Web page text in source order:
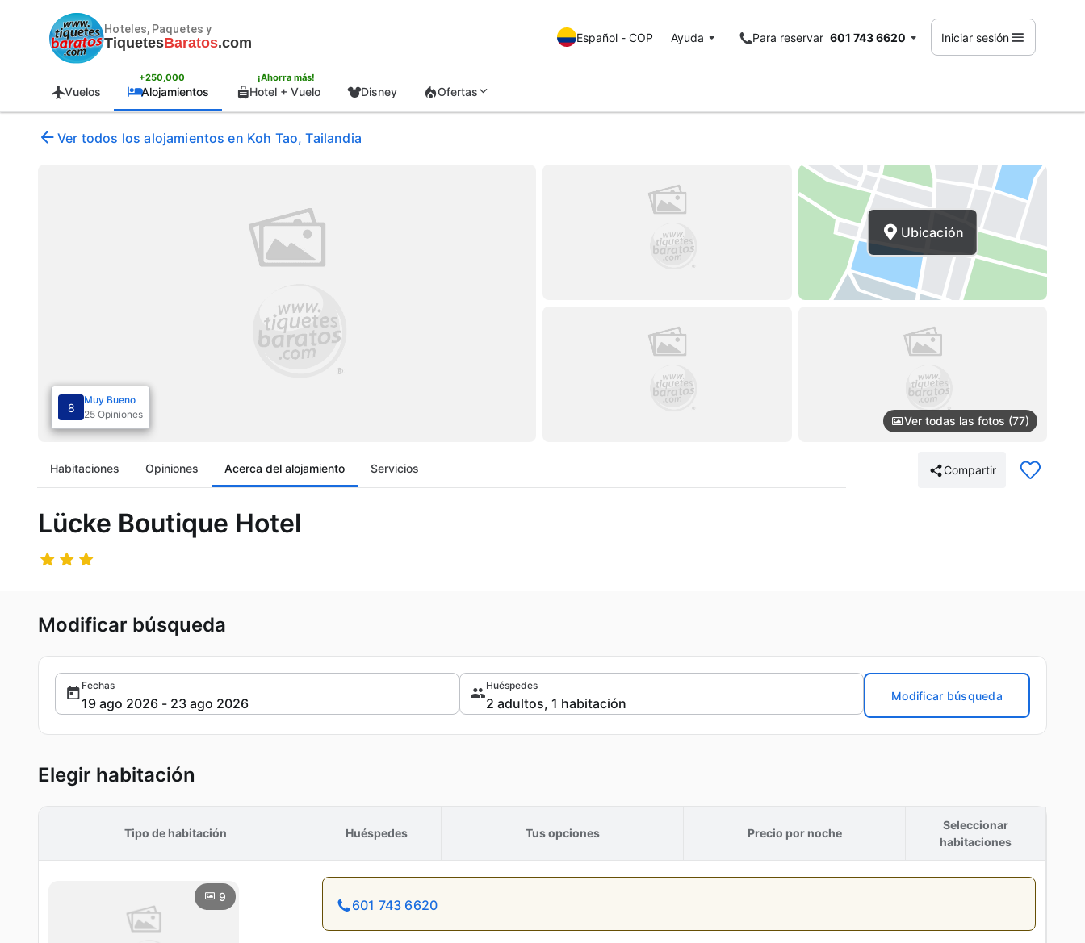
Hoteles, Paquetes y
TiquetesBaratos.com Español - COP Ayuda Para reservar 601 743 6620 Iniciar sesión
Vuelos
+250,000
Alojamientos
¡Ahorra más!
Hotel + Vuelo Disney Ofertas
Ver todos los alojamientos en Koh Tao, Tailandia
8
Muy Bueno
25 Opiniones
Ver todas las fotos (77)
Ubicación
Habitaciones Opiniones Acerca del alojamiento Servicios Compartir
Lücke Boutique Hotel
Modificar búsqueda
Fechas Huéspedes
Modificar búsqueda
Elegir habitación
Tipo de habitación Huéspedes Tus opciones Precio por noche
Seleccionar
habitaciones
9
601 743 6620